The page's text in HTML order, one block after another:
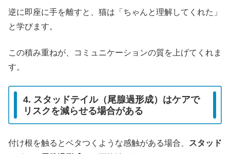
逆に即座に手を離すと、猫は「ちゃんと理解してくれた」
と学びます。
この積み重ねが、コミュニケーションの質を上げてくれま
す。
4. スタッドテイル（尾腺過形成）はケアで
リスクを減らせる場合がある
付け根を触るとベタつくような感触がある場合、
スタッド